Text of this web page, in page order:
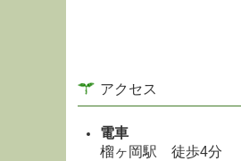
アクセス
電車
榴ヶ岡駅 徒歩4分